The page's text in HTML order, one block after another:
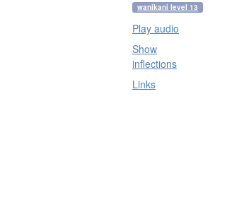
wanikani level 13
Play audio
Show
inflections
Links